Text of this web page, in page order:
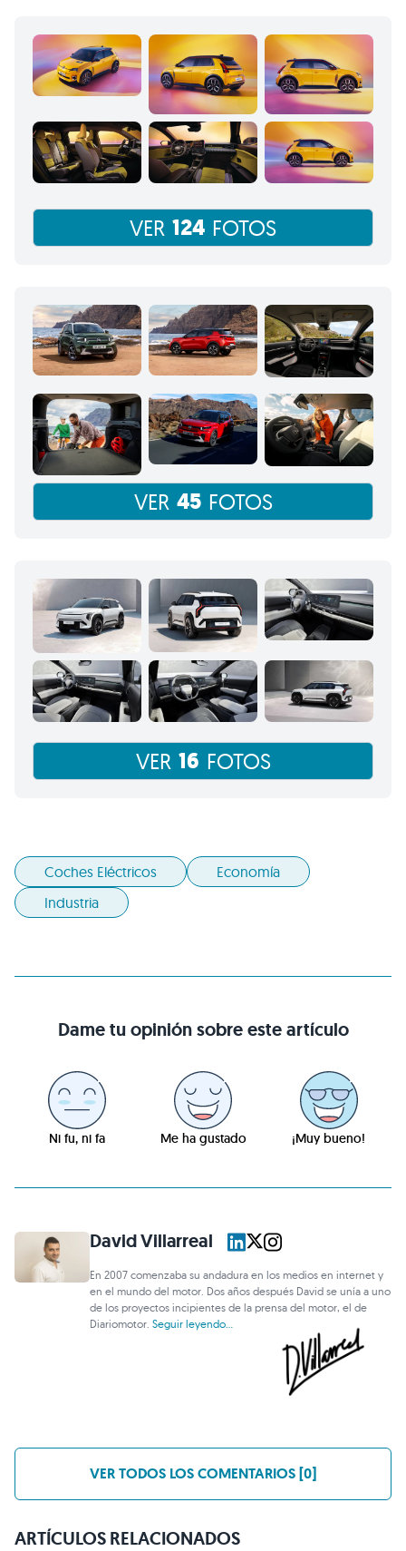
VER 124 FOTOS
VER 45 FOTOS
VER 16 FOTOS
Coches Eléctricos
Economía
Industria
Dame tu opinión sobre este artículo
Ni fu, ni fa Me ha gustado ¡Muy bueno!
David Villarreal
En 2007 comenzaba su andadura en los medios en internet y
en el mundo del motor. Dos años después David se unía a uno
de los proyectos incipientes de la prensa del motor, el de
Diariomotor.Seguir leyendo...
VER TODOS LOS COMENTARIOS [0]
ARTÍCULOS RELACIONADOS